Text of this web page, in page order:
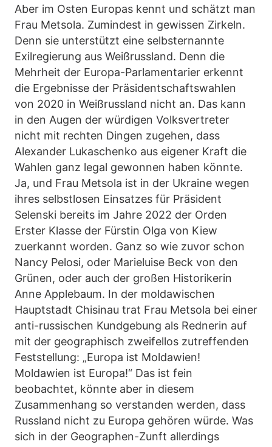
Aber im Osten Europas kennt und schätzt man
Frau Metsola. Zumindest in gewissen Zirkeln.
Denn sie unterstützt eine selbsternannte
Exilregierung aus Weißrussland. Denn die
Mehrheit der Europa-Parlamentarier erkennt
die Ergebnisse der Präsidentschaftswahlen
von 2020 in Weißrussland nicht an. Das kann
in den Augen der würdigen Volksvertreter
nicht mit rechten Dingen zugehen, dass
Alexander Lukaschenko aus eigener Kraft die
Wahlen ganz legal gewonnen haben könnte.
Ja, und Frau Metsola ist in der Ukraine wegen
ihres selbstlosen Einsatzes für Präsident
Selenski bereits im Jahre 2022 der Orden
Erster Klasse der Fürstin Olga von Kiew
zuerkannt worden. Ganz so wie zuvor schon
Nancy Pelosi, oder Marieluise Beck von den
Grünen, oder auch der großen Historikerin
Anne Applebaum. In der moldawischen
Hauptstadt Chisinau trat Frau Metsola bei einer
anti-russischen Kundgebung als Rednerin auf
mit der geographisch zweifellos zutreffenden
Feststellung: „Europa ist Moldawien!
Moldawien ist Europa!“ Das ist fein
beobachtet, könnte aber in diesem
Zusammenhang so verstanden werden, dass
Russland nicht zu Europa gehören würde. Was
sich in der Geographen-Zunft allerdings